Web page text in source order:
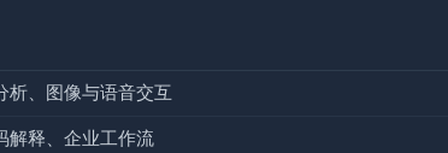
析、图像与语音交互
解释、企业工作流